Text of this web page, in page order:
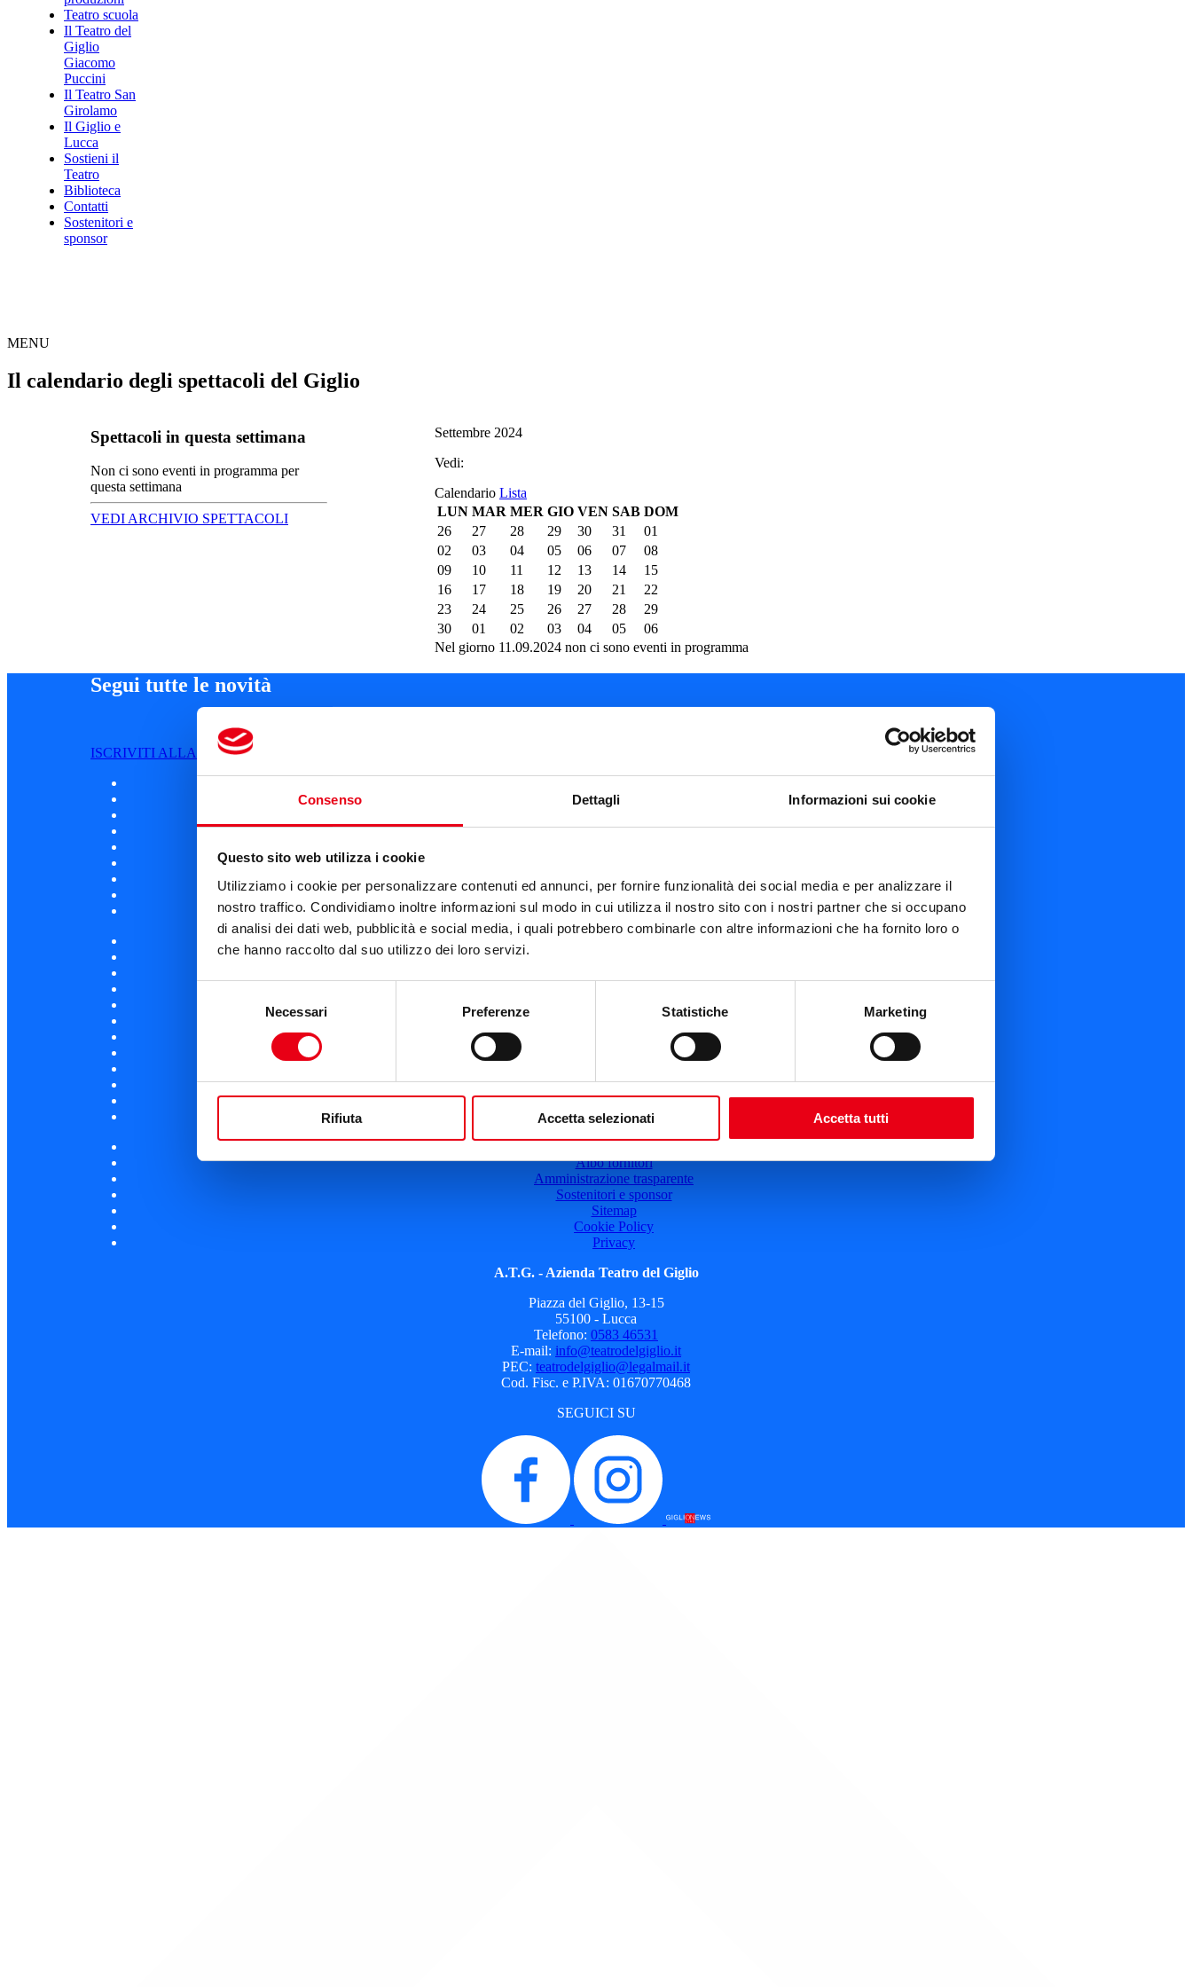
Consenso Dettagli Informazioni sui cookie
Questo sito web utilizza i cookie
Utilizziamo i cookie per personalizzare contenuti ed annunci, per fornire funzionalità dei social media e per analizzare il
nostro traffico. Condividiamo inoltre informazioni sul modo in cui utilizza il nostro sito con i nostri partner che si occupano
di analisi dei dati web, pubblicità e social media, i quali potrebbero combinarle con altre informazioni che ha fornito loro o
che hanno raccolto dal suo utilizzo dei loro servizi.
Necessari Preferenze Statistiche Marketing
Rifiuta Accetta selezionati Accetta tutti
Teatro scuola
Il Teatro del
Giglio
Giacomo
Puccini
Il Teatro San
Girolamo
Il Giglio e
Lucca
Sostieni il
Teatro
Biblioteca
Contatti
Sostenitori e
sponsor
MENU
Il calendario degli spettacoli del Giglio
Spettacoli in questa settimana
Non ci sono eventi in programma per
questa settimana
VEDI ARCHIVIO SPETTACOLI
Settembre 2024
Vedi:
Calendario Lista
LUN MAR MER GIO VEN SAB DOM
26
27 28 29 30 31
01
02
03 04 05 06 07
08
09
10 11 12 13 14
15
16
17 18 19 20 21
22
23
24 25 26 27 28
29
30
01 02 03 04 05
06
Nel giorno 11.09.2024 non ci sono eventi in programma
Segui tutte le novità
ISCRIVITI ALLA NEWSLETTER
Cartellone 25/26
Cartellone 23/24
Il calendario
Laboratori 2024/25
Spazi e servizi
Il Teatro del Giglio Giacomo Puccini
Il Teatro San Girolamo
Biblioteca
Contatti
Sostenitori e sponsor
Albo fornitori
Amministrazione trasparente
Sostenitori e sponsor
Sitemap
Cookie Policy
Privacy
A.T.G. - Azienda Teatro del Giglio
Piazza del Giglio, 13-15
55100 - Lucca
Telefono: 0583 46531
E-mail: info@teatrodelgiglio.it
PEC: teatrodelgiglio@legalmail.it
Cod. Fisc. e P.IVA: 01670770468
SEGUICI SU